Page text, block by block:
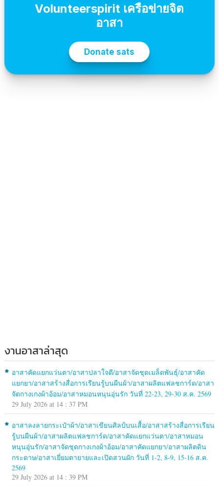
งานอาสาล่าสุด
อาสาคัดแยกแว่นตา/อาสาปลาใจดี/อาสาจัดชุดเมล็ดพันธุ์/อาสาคัด
แยกยา/อาสาสร้างสื่อการเรียนรู้บนผืนผ้า/อาสาผลิตแฟลชการ์ด/อาสา
จัดกางเกงผ้าอ้อม/อาสาหมอนหนุนอุ่นรัก วันที่ 22-23, 29-30 ส.ค. 2569
29 July 2026 at 14 : 37 PM
อาสาลงลายกระเป๋าผ้า/อาสาเขียนศิลป์บนเสื้อ/อาสาสร้างสื่อการเรียน
รู้บนผืนผ้า/อาสาผลิตแฟลชการ์ด/อาสาคัดแยกแว่นตา/อาสาหมอน
หนุนอุ่นรัก/อาสาจัดชุดกางเกงผ้าอ้อม/อาสาคัดแยกยา/อาสาผลิตดิน
กระดาษ/อาสาเยี่ยมตายายและเปิดสวนผัก วันที่ 1-2, 8-9, 15-16 ส.ค.
2569
29 July 2026 at 14 : 39 PM